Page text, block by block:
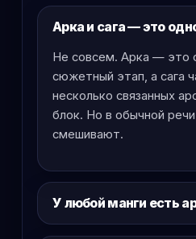
Арка и сага — это
Не совсем. Арка — это
сюжетный этап, а сага
несколько связанных
блок. Но в обычной
смешивают.
У любой манги есть